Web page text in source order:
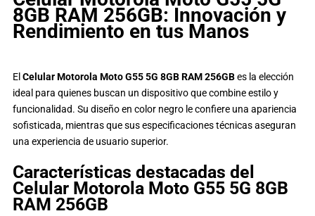
8GB RAM 256GB: Innovación y
Rendimiento en tus Manos
El Celular Motorola Moto G55 5G 8GB RAM 256GBes la elección
ideal para quienes buscan un dispositivo que combine estilo y
funcionalidad. Su diseño en color negro le confiere una apariencia
sofisticada, mientras que sus especificaciones técnicas aseguran
una experiencia de usuario superior.
Características destacadas del
Celular Motorola Moto G55 5G 8GB
RAM 256GB